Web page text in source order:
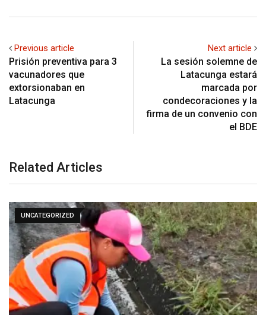
Previous article
Prisión preventiva para 3
vacunadores que
extorsionaban en
Latacunga
Next article
La sesión solemne de
Latacunga estará
marcada por
condecoraciones y la
firma de un convenio con
el BDE
Related Articles
UNCATEGORIZED